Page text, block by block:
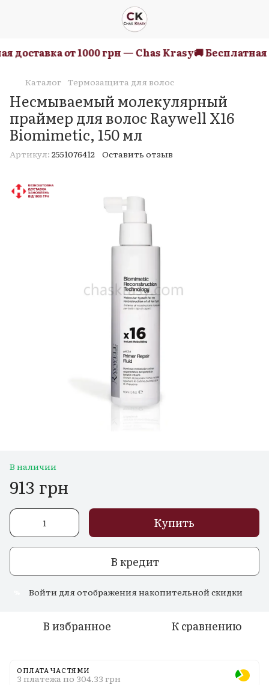
доставка от 1000 грн — Chas Krasy🚚 Бесплатная
Каталог Термозащита для волос
Несмываемый молекулярный
праймер для волос Raywell X16
Biomimetic, 150 мл
Артикул: 2551076412 Оставить отзыв
В наличии
913 грн
Купить
В кредит
Войти для отображения накопительной скидки
В избранное К сравнению
ОПЛАТА ЧАСТЯМИ
3 платежа по 304.33 грн